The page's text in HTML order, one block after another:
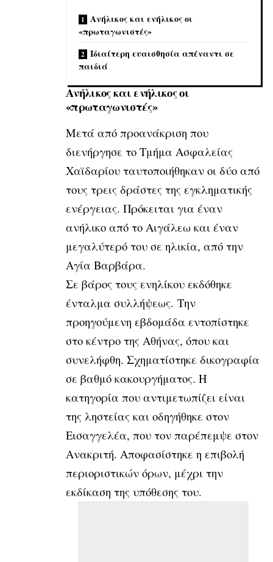
Ανήλικος και ενήλικος οι
«πρωταγωνιστές»
Ιδιαίτερη ευαισθησία απέναντι σε
παιδιά
Ανήλικος και ενήλικος οι
«πρωταγωνιστές»
Μετά από προανάκριση που
διενήργησε το Τμήμα Ασφαλείας
Χαϊδαρίου ταυτοποιήθηκαν οι δύο από
τους τρεις δράστες της εγκληματικής
ενέργειας. Πρόκειται για έναν
ανήλικο από το Αιγάλεω και έναν
μεγαλύτερό του σε ηλικία, από την
Αγία Βαρβάρα.
Σε βάρος τους ενηλίκου εκδόθηκε
ένταλμα συλλήψεως. Την
προηγούμενη εβδομάδα εντοπίστηκε
στο κέντρο της Αθήνας, όπου και
συνελήφθη. Σχηματίστηκε δικογραφία
σε βαθμό κακουργήματος. Η
κατηγορία που αντιμετωπίζει είναι
της ληστείας και οδηγήθηκε στον
Εισαγγελέα, που τον παρέπεμψε στον
Ανακριτή. Αποφασίστηκε η επιβολή
περιοριστικών όρων, μέχρι την
εκδίκαση της υπόθεσης του.